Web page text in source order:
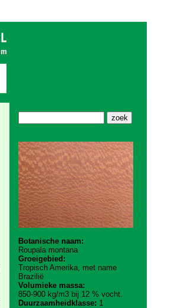
zoek
Botanische naam:
Roupala montana
Groeigebied:
Tropisch Amerika, met name
Brazilië
Volumieke massa:
850-900 kg/m3 bij 12 % vocht.
Duurzaamheidklasse: 1